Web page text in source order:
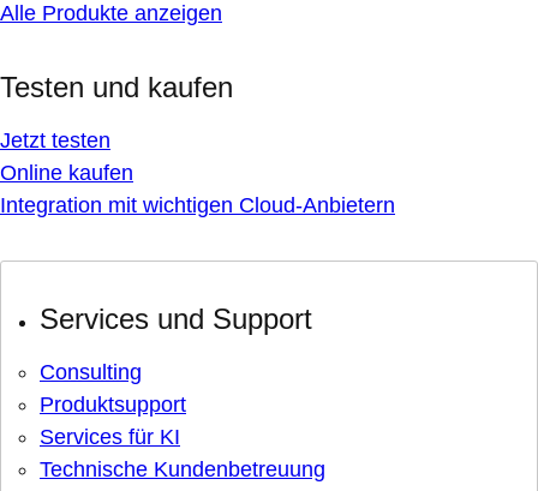
Alle Produkte anzeigen
Testen und kaufen
Jetzt testen
Online kaufen
Integration mit wichtigen Cloud-Anbietern
Services und Support
Consulting
Produktsupport
Services für KI
Technische Kundenbetreuung